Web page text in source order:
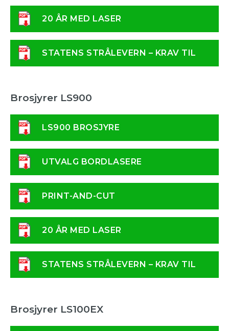
20 ÅR MED LASER
STATENS STRÅLEVERN – KRAV TIL
Brosjyrer LS900
LS900 BROSJYRE
UTVALG BORDLASERE
PRINT-AND-CUT
20 ÅR MED LASER
STATENS STRÅLEVERN – KRAV TIL
Brosjyrer LS100EX